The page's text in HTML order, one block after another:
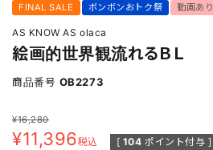
FINAL SALE ボンボンおトク祭 動画あり
AS KNOW AS olaca
絵画的世界観流れるＢＬ
商品番号 OB2273
¥16,280
¥11,396税込 [ 104 ポイント付与 ]